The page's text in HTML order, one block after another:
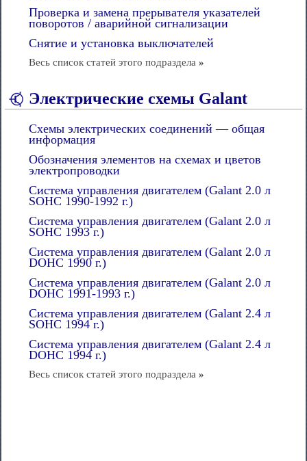
Проверка и замена прерывателя указателей
поворотов / аварийной сигнализации
Снятие и установка выключателей
Весь список статей этого подраздела »
Электрические схемы Galant
Схемы электрических соединений — общая
информация
Обозначения элементов на схемах и цветов
электропроводки
Система управления двигателем (Galant 2.0 л
SOHC 1990-1992 г.)
Система управления двигателем (Galant 2.0 л
SOHC 1993 г.)
Система управления двигателем (Galant 2.0 л
DOHC 1990 г.)
Система управления двигателем (Galant 2.0 л
DOHC 1991-1993 г.)
Система управления двигателем (Galant 2.4 л
SOHC 1994 г.)
Система управления двигателем (Galant 2.4 л
DOHC 1994 г.)
Весь список статей этого подраздела »